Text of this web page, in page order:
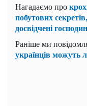
Нагадаємо про
побутових
досвідчені
Раніше ми
українців можуть